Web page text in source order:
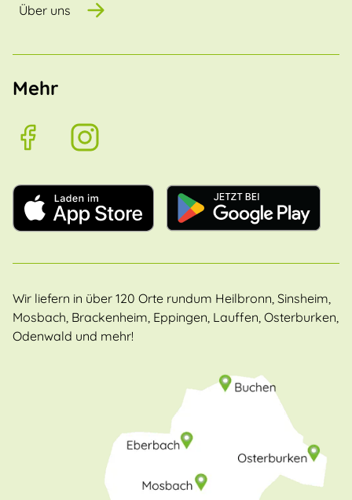
Über uns
Mehr
Wir liefern in über 120 Orte rundum Heilbronn, Sinsheim,
Mosbach, Brackenheim, Eppingen, Lauffen, Osterburken,
Odenwald und mehr!